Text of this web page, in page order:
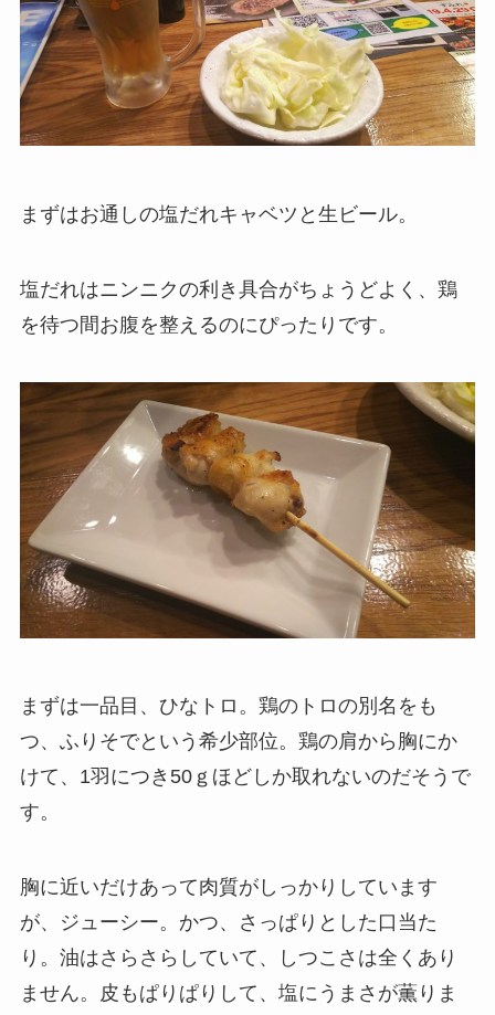
まずはお通しの塩だれキャベツと生ビール。
塩だれはニンニクの利き具合がちょうどよく、鶏
を待つ間お腹を整えるのにぴったりです。
まずは一品目、ひなトロ。鶏のトロの別名をも
つ、ふりそでという希少部位。鶏の肩から胸にか
けて、1羽につき50ｇほどしか取れないのだそうで
す。
胸に近いだけあって肉質がしっかりしています
が、ジューシー。かつ、さっぱりとした口当た
り。油はさらさらしていて、しつこさは全くあり
ません。皮もぱりぱりして、塩にうまさが薫りま